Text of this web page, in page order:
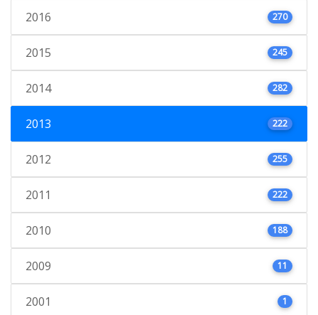
2016 270
2015 245
2014 282
2013 222
2012 255
2011 222
2010 188
2009 11
2001 1